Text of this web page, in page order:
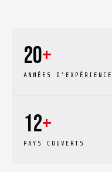
20+
ANNÉES D'EXPÉRIENCE
12+
PAYS COUVERTS